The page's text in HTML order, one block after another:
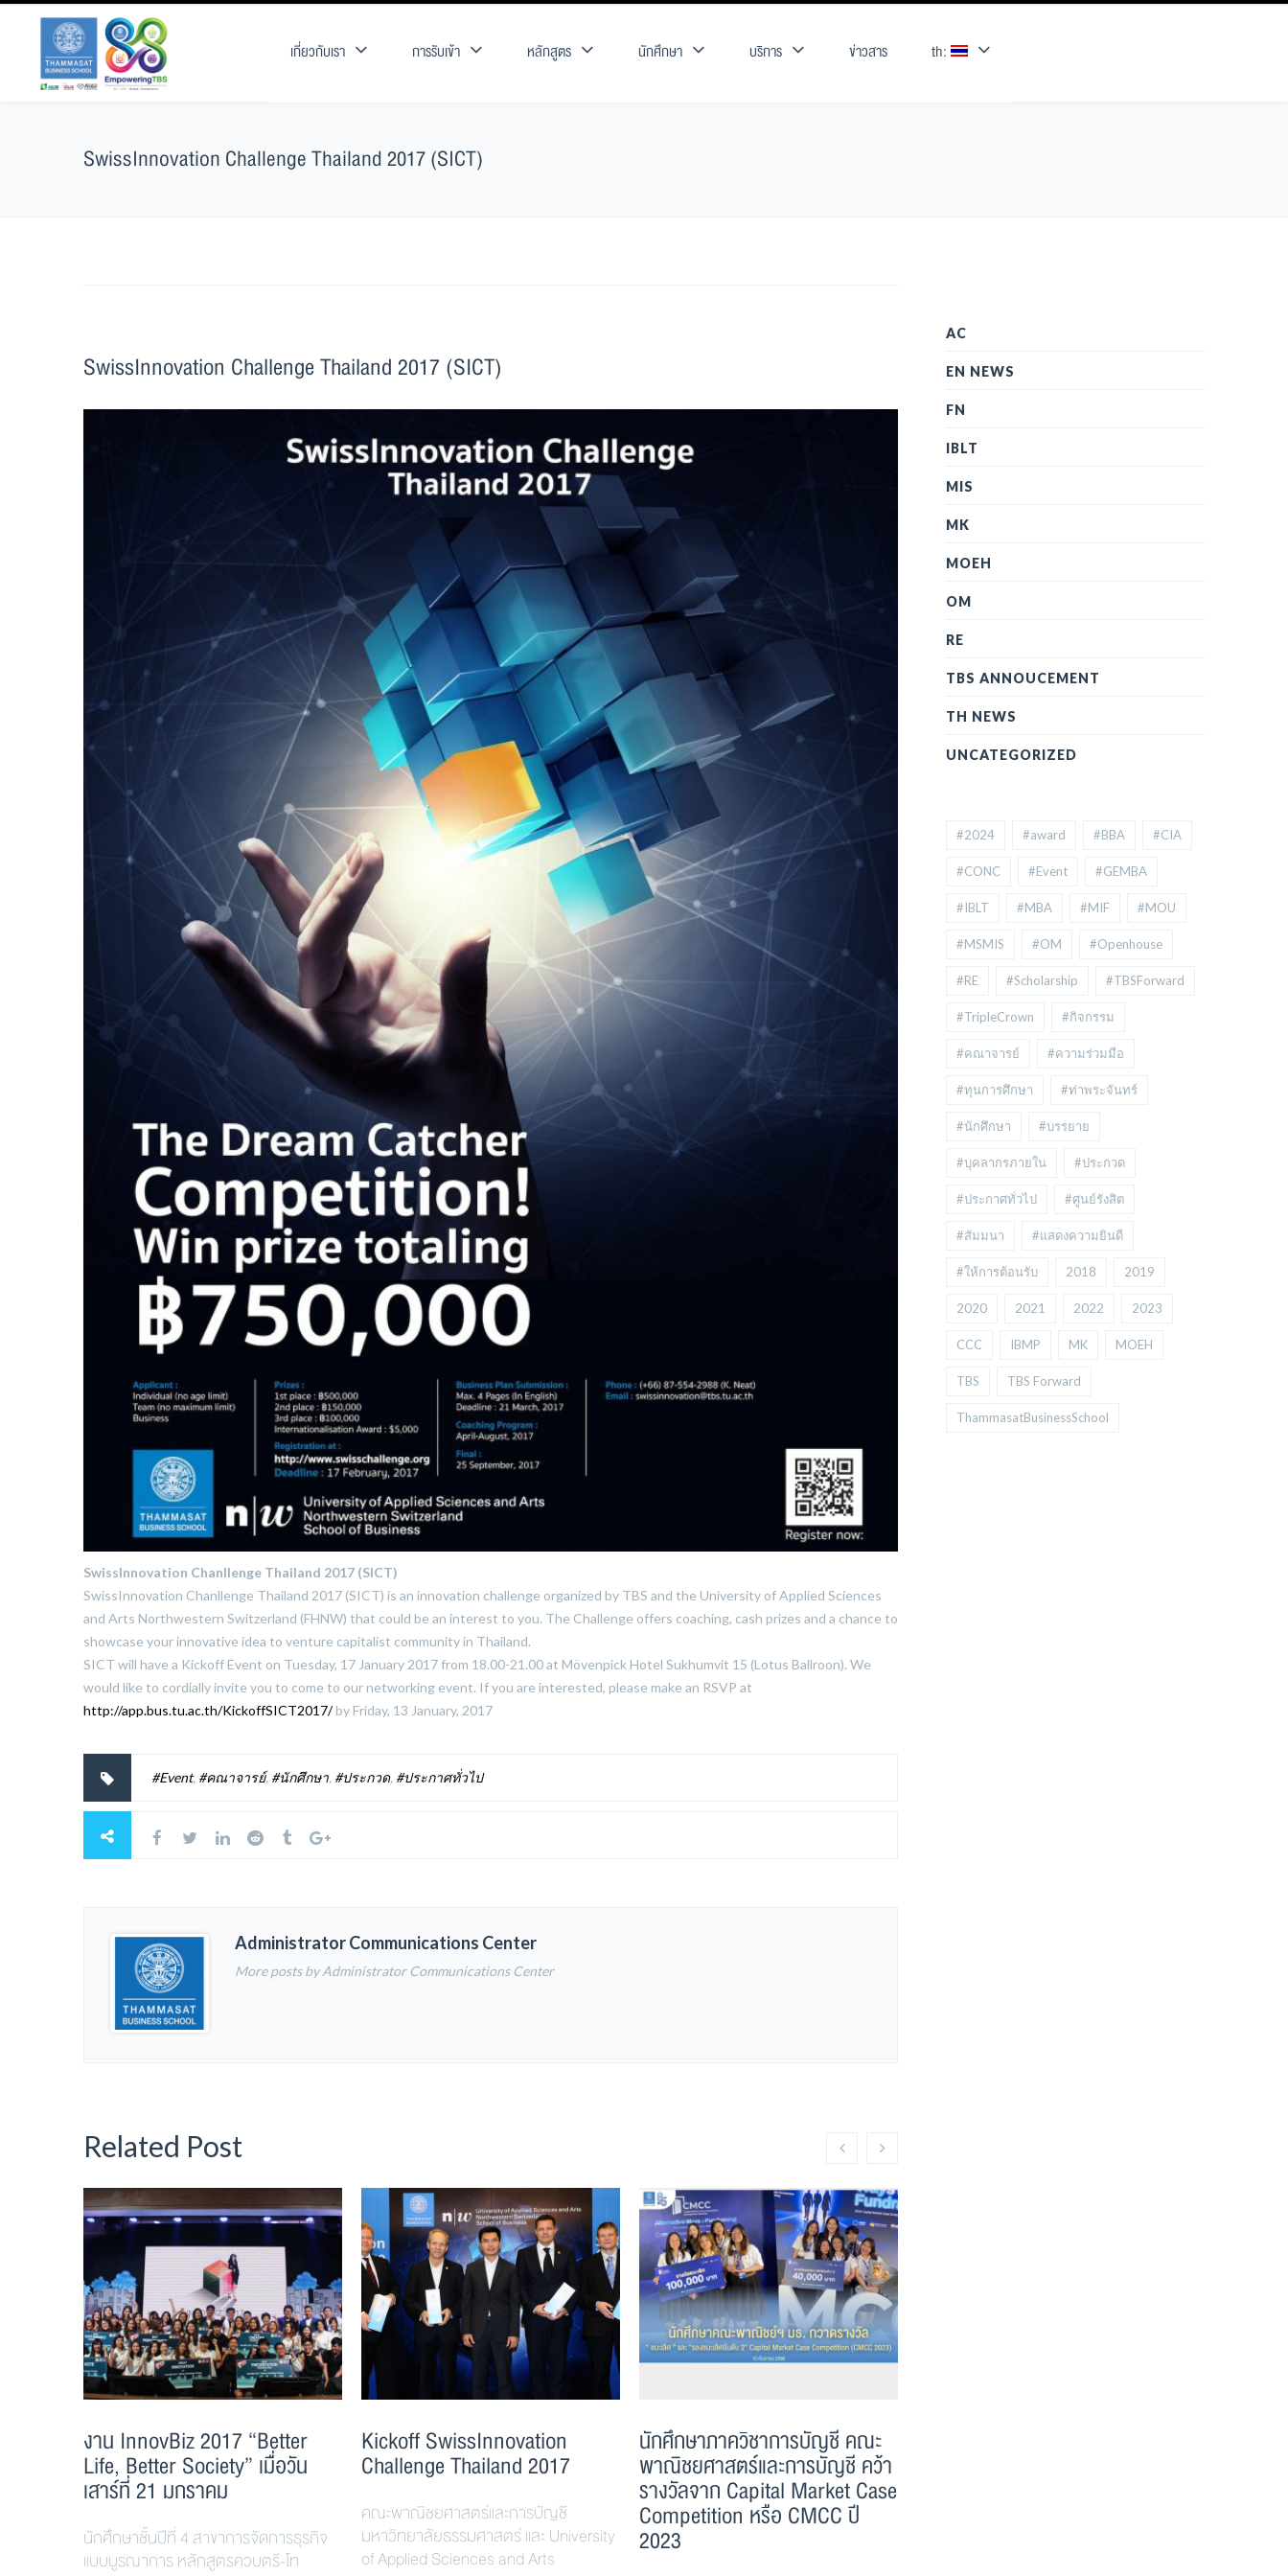
เกี่ยวกับเรา การรับเข้า หลักสูตร นักศึกษา บริการ ข่าวสาร th:
SwissInnovation Challenge Thailand 2017 (SICT)
SwissInnovation Challenge Thailand 2017 (SICT)
SwissInnovation Chanllenge Thailand 2017 (SICT)
SwissInnovation Chanllenge Thailand 2017 (SICT) is an innovation challenge organized by TBS and the University of Applied Sciences
and Arts Northwestern Switzerland (FHNW) that could be an interest to you. The Challenge offers coaching, cash prizes and a chance to
showcase your innovative idea to venture capitalist community in Thailand.
SICT will have a Kickoff Event on Tuesday, 17 January 2017 from 18.00-21.00 at Mövenpick Hotel Sukhumvit 15 (Lotus Ballroon). We
would like to cordially invite you to come to our networking event. If you are interested, please make an RSVP at
http://app.bus.tu.ac.th/KickoffSICT2017/by Friday, 13 January, 2017
#Event, #คณาจารย์, #นักศึกษา, #ประกวด, #ประกาศทั่วไป
Administrator Communications Center
More posts by Administrator Communications Center
Related Post
งาน InnovBiz 2017 “Better
Life, Better Society” เมื่อวัน
เสาร์ที่ 21 มกราคม
นักศึกษาชั้นปีที่ 4 สาขาการจัดการธุรกิจ
แบบบูรณาการ หลักสูตรควบตรี-โท
Kickoff SwissInnovation
Challenge Thailand 2017
คณะพาณิชยศาสตร์และการบัญชี
มหาวิทยาลัยธรรมศาสตร์ และ University
of Applied Sciences and Arts
นักศึกษาภาควิชาการบัญชี คณะ
พาณิชยศาสตร์และการบัญชี คว้า
รางวัลจาก Capital Market Case
Competition หรือ CMCC ปี
2023
AC
EN NEWS
FN
IBLT
MIS
MK
MOEH
OM
RE
TBS ANNOUCEMENT
TH NEWS
UNCATEGORIZED
#2024 #award #BBA #CIA
#CONC #Event #GEMBA
#IBLT #MBA #MIF #MOU
#MSMIS #OM #Openhouse
#RE #Scholarship #TBSForward
#TripleCrown #กิจกรรม
#คณาจารย์ #ความร่วมมือ
#ทุนการศึกษา #ท่าพระจันทร์
#นักศึกษา #บรรยาย
#บุคลากรภายใน #ประกวด
#ประกาศทั่วไป #ศูนย์รังสิต
#สัมมนา #แสดงความยินดี
#ให้การต้อนรับ 2018 2019
2020 2021 2022 2023
CCC IBMP MK MOEH
TBS TBS Forward
ThammasatBusinessSchool